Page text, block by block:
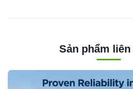
Sản phẩm liên